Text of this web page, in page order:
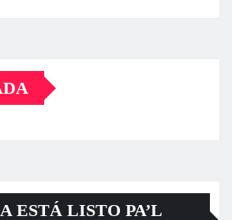
ESTÁ LISTO PA’L